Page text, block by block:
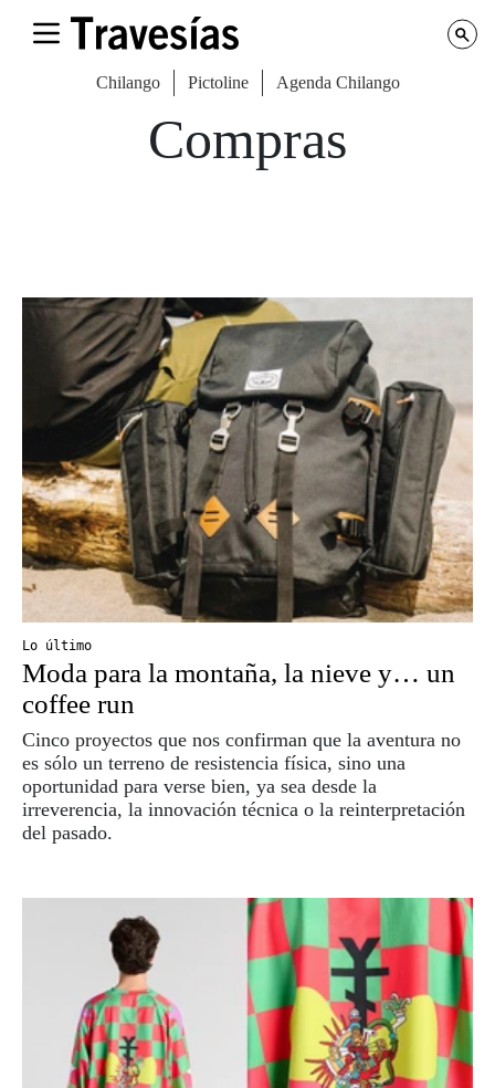
Chilango Pictoline Agenda Chilango
Compras
Lo último
Moda para la montaña, la nieve y… un
coffee run
Cinco proyectos que nos confirman que la aventura no
es sólo un terreno de resistencia física, sino una
oportunidad para verse bien, ya sea desde la
irreverencia, la innovación técnica o la reinterpretación
del pasado.